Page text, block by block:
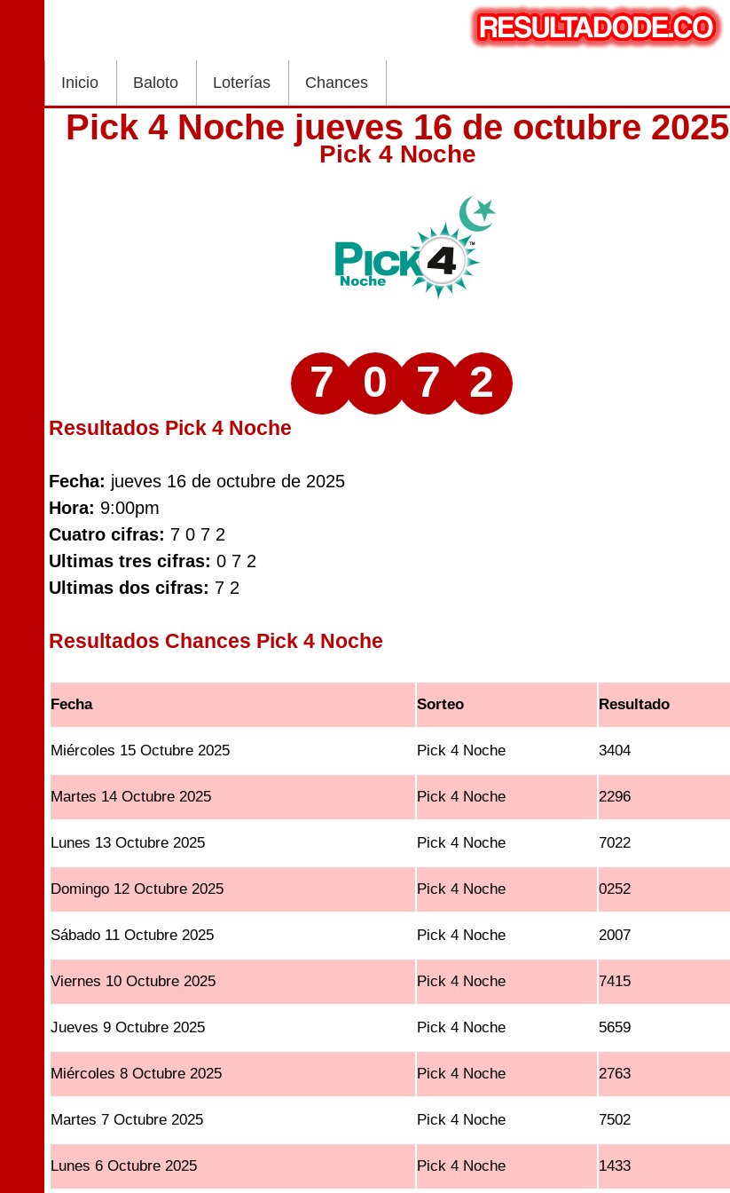
Inicio Baloto Loterías Chances
Pick 4 Noche jueves 16 de octubre 2025
Pick 4 Noche
7 0 7 2
Resultados Pick 4 Noche
Fecha: jueves 16 de octubre de 2025
Hora: 9:00pm
Cuatro cifras: 7 0 7 2
Ultimas tres cifras: 0 7 2
Ultimas dos cifras: 7 2
Resultados Chances Pick 4 Noche
Fecha Sorteo Resultado
Miércoles 15 Octubre 2025 Pick 4 Noche 3404
Martes 14 Octubre 2025 Pick 4 Noche 2296
Lunes 13 Octubre 2025 Pick 4 Noche 7022
Domingo 12 Octubre 2025 Pick 4 Noche 0252
Sábado 11 Octubre 2025 Pick 4 Noche 2007
Viernes 10 Octubre 2025 Pick 4 Noche 7415
Jueves 9 Octubre 2025 Pick 4 Noche 5659
Miércoles 8 Octubre 2025 Pick 4 Noche 2763
Martes 7 Octubre 2025 Pick 4 Noche 7502
Lunes 6 Octubre 2025 Pick 4 Noche 1433